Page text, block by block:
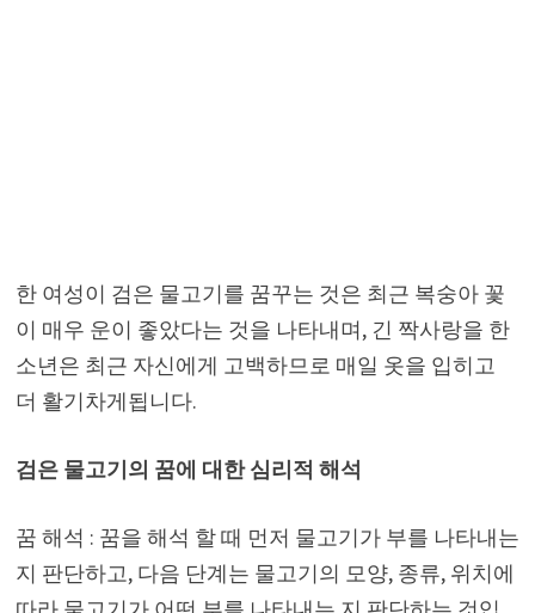
한 여성이 검은 물고기를 꿈꾸는 것은 최근 복숭아 꽃
이 매우 운이 좋았다는 것을 나타내며, 긴 짝사랑을 한
소년은 최근 자신에게 고백하므로 매일 옷을 입히고
더 활기차게됩니다.
검은 물고기의 꿈에 대한 심리적 해석
꿈 해석 : 꿈을 해석 할 때 먼저 물고기가 부를 나타내는
지 판단하고, 다음 단계는 물고기의 모양, 종류, 위치에